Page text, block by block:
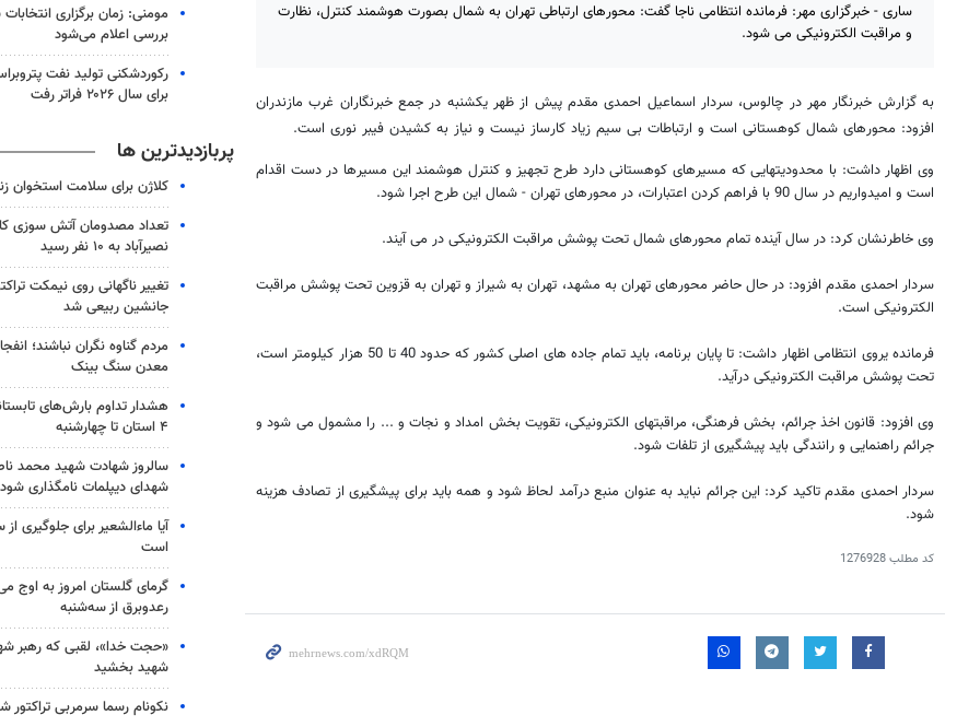
ساری - خبرگزاری مهر: فرمانده انتظامی ناجا گفت: محورهای ارتباطی تهران به شمال بصورت هوشمند کنترل، نظارت
و مراقبت الکترونیکی می شود.
به گزارش خبرنگار مهر در چالوس، سردار اسماعیل احمدی مقدم پیش از ظهر یکشنبه در جمع خبرنگاران غرب مازندران
افزود: محورهای شمال کوهستانی است و ارتباطات بی سیم زیاد کارساز نیست و نیاز به کشیدن فیبر نوری است.
وی اظهار داشت: با محدودیتهایی که مسیرهای کوهستانی دارد طرح تجهیز و کنترل هوشمند این مسیرها در دست اقدام
است و امیدواریم در سال 90 با فراهم کردن اعتبارات، در محورهای تهران - شمال این طرح اجرا شود.
وی خاطرنشان کرد: در سال آینده تمام محورهای شمال تحت پوشش مراقبت الکترونیکی در می آیند.
سردار احمدی مقدم افزود: در حال حاضر محورهای تهران به مشهد، تهران به شیراز و تهران به قزوین تحت پوشش مراقبت
الکترونیکی است.
فرمانده یروی انتظامی اظهار داشت: تا پایان برنامه، باید تمام جاده های اصلی کشور که حدود 40 تا 50 هزار کیلومتر است،
تحت پوشش مراقبت الکترونیکی درآید.
وی افزود: قانون اخذ جرائم، بخش فرهنگی، مراقبتهای الکترونیکی، تقویت بخش امداد و نجات و ... را مشمول می شود و
جرائم راهنمایی و رانندگی باید پیشگیری از تلفات شود.
سردار احمدی مقدم تاکید کرد: این جرائم نباید به عنوان منبع درآمد لحاظ شود و همه باید برای پیشگیری از تصادف هزینه
شود.
کد مطلب1276928
مومنی: زمان برگزاری
بررسی اعلام می‌شود
رکوردشکنی تولید نفت
برای سال ۲۰۲۶ فراتر رفت
پربازدیدترین ها
کلاژن برای سلامت استخوان
تعداد مصدومان آتش سوزی
نصیرآباد به ۱۰ نفر رسید
تغییر ناگهانی روی نیمکت
جانشین ربیعی شد
مردم گناوه نگران نباشند؛
معدن سنگ بینک
هشدار تداوم بارش‌های
۴ استان تا چهارشنبه
سالروز شهادت شهید محمد
شهدای دیپلمات نامگذاری شود
آیا ماءالشعیر برای جلوگیری
است
گرمای گلستان امروز به اوج
رعدوبرق از سه‌شنبه
«حجت خدا»، لقبی که رهبر
شهید بخشید
نکونام رسما سرمربی تراکتور